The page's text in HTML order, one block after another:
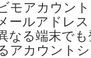
モアカウン
ールアドレ
なる端末で
アカウントシ